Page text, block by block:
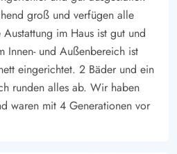
groß und verfügen alle
im Haus ist gut und
Innen- und Außenbereich ist
eingerichtet. 2 Bäder und ein
runden alles ab. Wir haben
waren mit 4 Generationen vor